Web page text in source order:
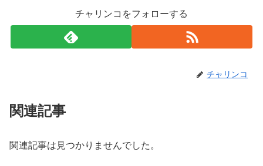
チャリンコをフォローする
チャリンコ
関連記事
関連記事は見つかりませんでした。